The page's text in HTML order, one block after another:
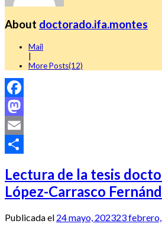
About doctorado.ifa.montes
Mail
More Posts(12)
Facebook
Mastodon
Email
Lectura de la tesis
López-Carrasco
Publicada el 24 mayo, 202323